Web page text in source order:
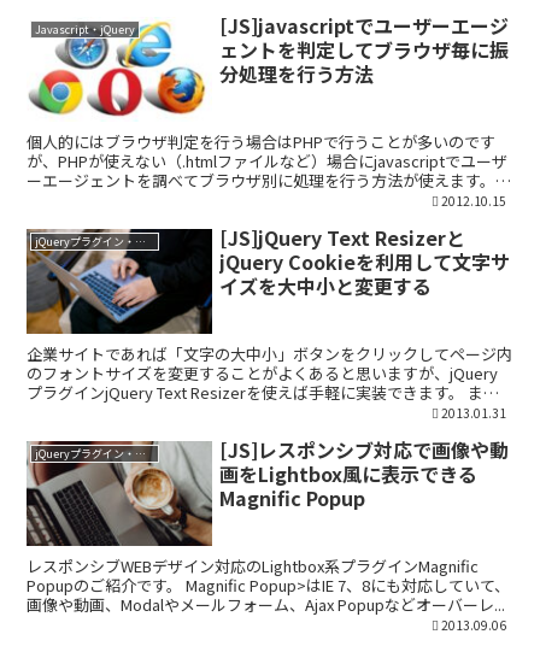
Javascript・jQuery
[JS]javascriptでユーザーエージ
ェントを判定してブラウザ毎に振
分処理を行う方法
個人的にはブラウザ判定を行う場合はPHPで行うことが多いのです
が、PHPが使えない（.htmlファイルなど）場合にjavascriptでユーザ
ーエージェントを調べてブラウザ別に処理を行う方法が使えます。
2012.10.15
jQueryプラグイン・ライブラリ
[JS]jQuery Text Resizerと
jQuery Cookieを利用して文字サ
イズを大中小と変更する
企業サイトであれば「文字の大中小」ボタンをクリックしてページ内
のフォントサイズを変更することがよくあると思いますが、jQuery
プラグインjQuery Text Resizerを使えば手軽に実装できます。 ま
2013.01.31
jQueryプラグイン・ライブラリ
[JS]レスポンシブ対応で画像や動
画をLightbox風に表示できる
Magnific Popup
レスポンシブWEBデザイン対応のLightbox系プラグインMagnific
Popupのご紹介です。 Magnific Popup>はIE 7、8にも対応していて、
画像や動画、Modalやメールフォーム、Ajax Popupなどオーバーレ...
2013.09.06